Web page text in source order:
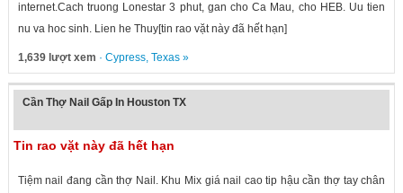
internet.Cach truong Lonestar 3 phut, gan cho Ca Mau, cho HEB. Uu tien
nu va hoc sinh. Lien he Thuy[tin rao vặt này đã hết hạn]
1,639 lượt xem · Cypress, Texas»
Cần Thợ Nail Gấp In Houston TX
Tin rao vặt này đã hết hạn
Tiệm nail đang cần thợ Nail. Khu Mix giá nail cao tip hậu cần thợ tay chân